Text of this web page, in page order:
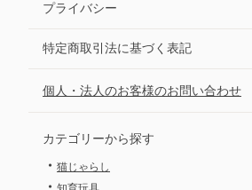
プライバシー
特定商取引法に基づく表記
個人・法人のお客様のお問い合わせ
カテゴリーから探す
・ 猫じゃらし
・